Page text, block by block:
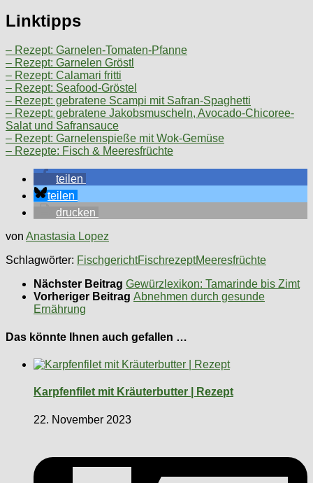
Linktipps
– Rezept: Garnelen-Tomaten-Pfanne
– Rezept: Garnelen Gröstl
– Rezept: Calamari fritti
– Rezept: Seafood-Gröstel
– Rezept: gebratene Scampi mit Safran-Spaghetti
– Rezept: gebratene Jakobsmuscheln, Avocado-Chicoree-
Salat und Safransauce
– Rezept: Garnelenspieße mit Wok-Gemüse
– Rezepte: Fisch & Meeresfrüchte
teilen
teilen
drucken
von Anastasia Lopez
Schlagwörter: FischgerichtFischrezeptMeeresfrüchte
Nächster Beitrag Gewürzlexikon: Tamarinde bis Zimt
Vorheriger Beitrag Abnehmen durch gesunde
Ernährung
Das könnte Ihnen auch gefallen …
Karpfenfilet mit Kräuterbutter | Rezept
22. November 2023